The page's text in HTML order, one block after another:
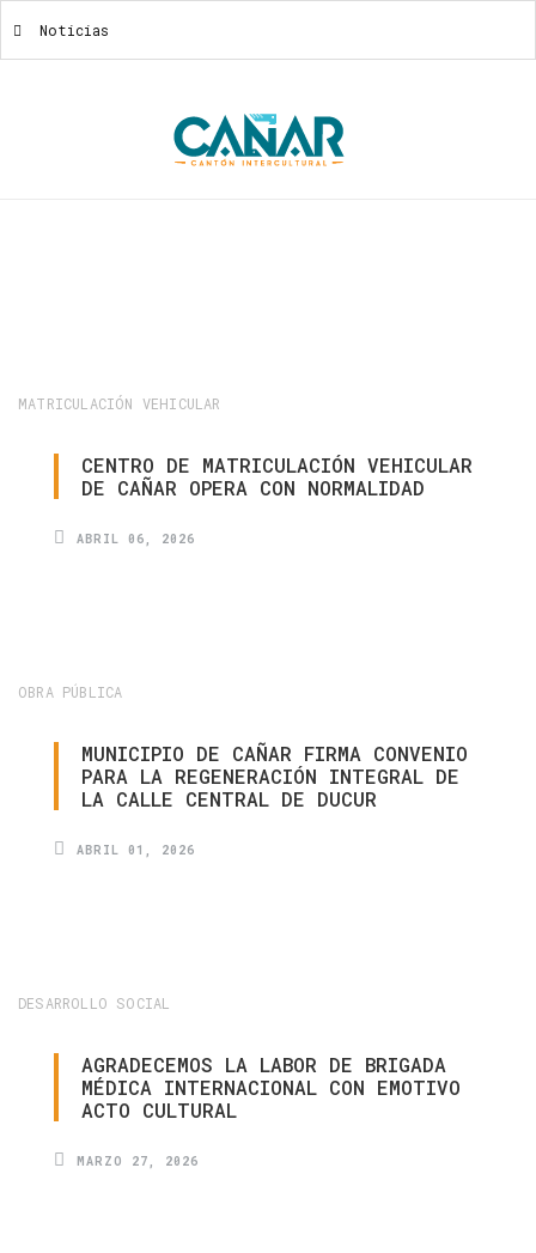
Noticias
MATRICULACIÓN VEHICULAR
CENTRO DE MATRICULACIÓN VEHICULAR
DE CAÑAR OPERA CON NORMALIDAD
ABRIL 06, 2026
OBRA PÚBLICA
MUNICIPIO DE CAÑAR FIRMA CONVENIO
PARA LA REGENERACIÓN INTEGRAL DE
LA CALLE CENTRAL DE DUCUR
ABRIL 01, 2026
DESARROLLO SOCIAL
AGRADECEMOS LA LABOR DE BRIGADA
MÉDICA INTERNACIONAL CON EMOTIVO
ACTO CULTURAL
MARZO 27, 2026